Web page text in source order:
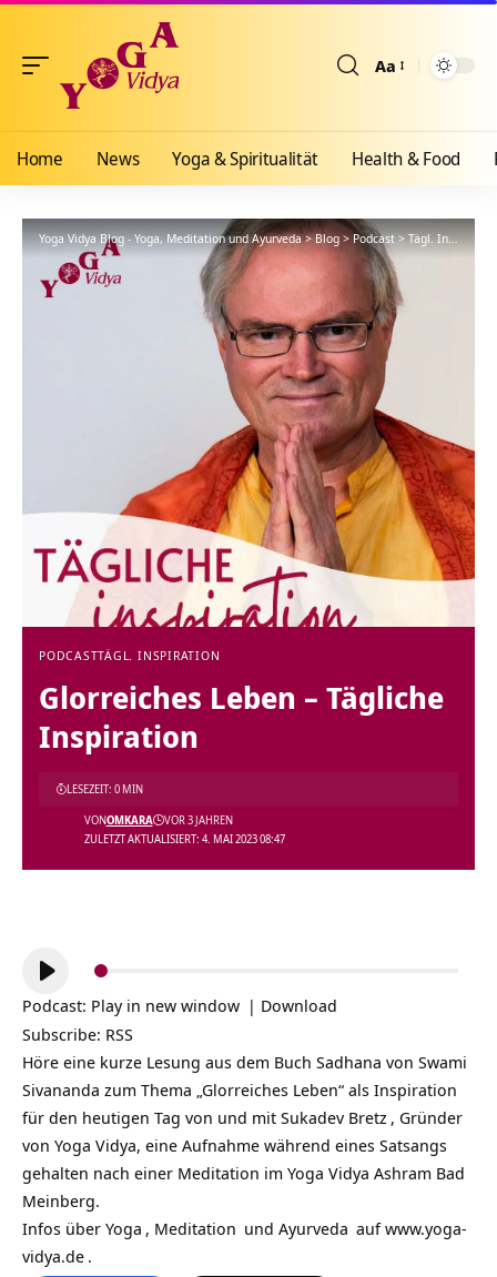
Aa
Home News Yoga & Spiritualität Health & Food
Yoga Vidya Blog - Yoga, Meditation und Ayurveda>Blog>Podcast>Tägl. Inspiration
PODCASTTÄGL. INSPIRATION
Glorreiches Leben – Tägliche
Inspiration
ZULETZT AKTUALISIERT: 4. MAI 2023 08:47
VONOMKARA VOR 3 JAHREN
LESEZEIT: 0 MIN
Audio-
Player
Podcast: Play in new window | Download
Subscribe: RSS
Höre eine kurze Lesung aus dem Buch Sadhana von Swami
Sivananda zum Thema „Glorreiches Leben“ als Inspiration
für den heutigen Tag von und mit Sukadev Bretz , Gründer
von Yoga Vidya, eine Aufnahme während eines Satsangs
gehalten nach einer Meditation im Yoga Vidya Ashram Bad
Meinberg.
Infos über Yoga , Meditation und Ayurveda aufwww.yoga-
vidya.de .